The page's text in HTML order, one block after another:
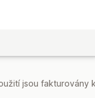
jsou fakturovány